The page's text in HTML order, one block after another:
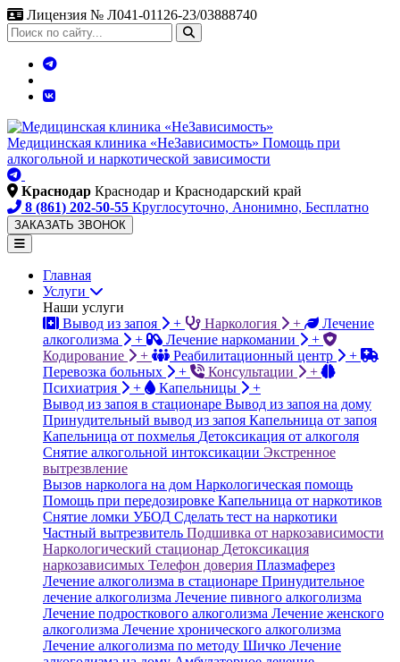
Лицензия № Л041-01126-23/03888740
Поиск
по
сайту
Медицинская клиника «НеЗависимость» Помощь при
алкогольной и наркотической зависимости
Краснодар Краснодар и Краснодарский край
8 (861) 202-50-55 Круглосуточно, Анонимно, Бесплатно
ЗАКАЗАТЬ ЗВОНОК
Главная
Услуги
Наши услуги
Вывод из запоя
+ Наркология +
Лечение
алкоголизма
+ Лечение наркомании
+
Кодирование
+ Реабилитационный центр
+
Перевозка больных
+ Консультации
+
Психиатрия
+ Капельницы
+
Вывод из запоя в стационаре Вывод из запоя на дому
Принудительный вывод из запоя Капельница от запоя
Капельница от похмелья Детоксикация от алкоголя
Снятие алкогольной интоксикации Экстренное
вытрезвление
Вызов нарколога на дом Наркологическая помощь
Помощь при передозировке Капельница от наркотиков
Снятие ломки УБОД Сделать тест на наркотики
Частный вытрезвитель Подшивка от наркозависимости
Наркологический стационар Детоксикация
наркозависимых Телефон доверия Плазмаферез
Лечение алкоголизма в стационаре Принудительное
лечение алкоголизма Лечение пивного алкоголизма
Лечение подросткового алкоголизма Лечение женского
алкоголизма Лечение хронического алкоголизма
Лечение алкоголизма по методу Шичко Лечение